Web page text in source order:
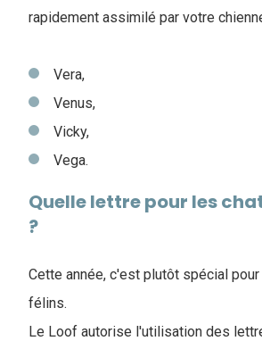
rapidement assimilé par votre
Vera,
Venus,
Vicky,
Vega.
Quelle lettre pour les
?
Cette année, c'est plutôt spécial
félins.
Le Loof autorise l'utilisation des